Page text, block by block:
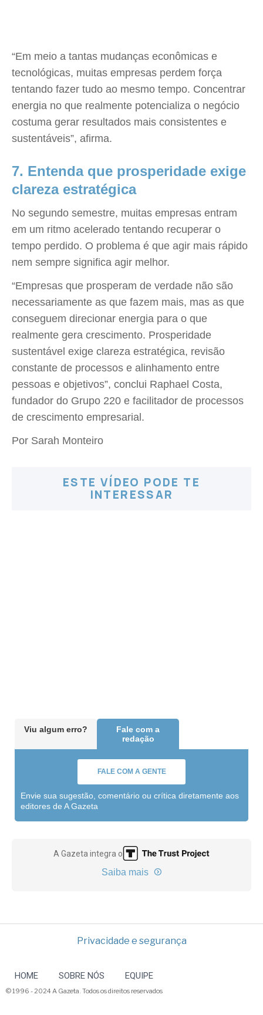
“Em meio a tantas mudanças econômicas e
tecnológicas, muitas empresas perdem força
tentando fazer tudo ao mesmo tempo. Concentrar
energia no que realmente potencializa o negócio
costuma gerar resultados mais consistentes e
sustentáveis”, afirma.
7. Entenda que prosperidade exige
clareza estratégica
No segundo semestre, muitas empresas entram
em um ritmo acelerado tentando recuperar o
tempo perdido. O problema é que agir mais rápido
nem sempre significa agir melhor.
“Empresas que prosperam de verdade não são
necessariamente as que fazem mais, mas as que
conseguem direcionar energia para o que
realmente gera crescimento. Prosperidade
sustentável exige clareza estratégica, revisão
constante de processos e alinhamento entre
pessoas e objetivos”, conclui Raphael Costa,
fundador do Grupo 220 e facilitador de processos
de crescimento empresarial.
Por Sarah Monteiro
ESTE VÍDEO PODE TE
INTERESSAR
Viu algum erro?
Fale com a
redação
FALE COM A GENTE
Envie sua sugestão, comentário ou crítica diretamente aos
editores de A Gazeta
A Gazeta integra o
Saiba mais
Privacidade e segurança
HOME SOBRE NÓS EQUIPE
© 1996 - 2024 A Gazeta. Todos os direitos reservados